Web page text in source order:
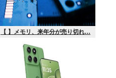
【 】メモリ、来年分が売り切れ…